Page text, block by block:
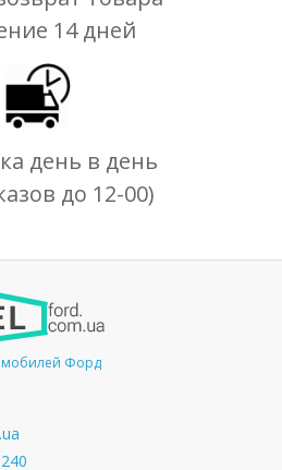
14 дней
день в день
до 12-00)
Форд